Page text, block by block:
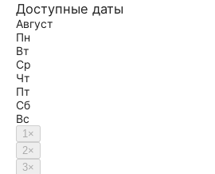
Доступные даты
Август
Пн
Вт
Ср
Чт
Пт
Сб
Вс
1×
2×
3×